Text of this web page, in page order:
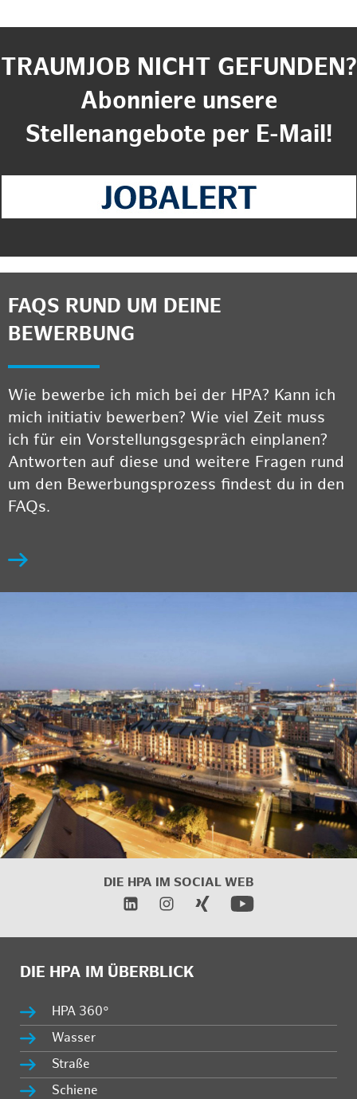
TRAUMJOB NICHT GEFUNDEN?
Abonniere unsere
Stellenangebote per E-Mail!
FAQS RUND UM DEINE
BEWERBUNG
Wie bewerbe ich mich bei der HPA? Kann ich
mich initiativ bewerben? Wie viel Zeit muss
ich für ein Vorstellungsgespräch einplanen?
Antworten auf diese und weitere Fragen rund
um den Bewerbungsprozess findest du in den
FAQs.
DIE HPA IM SOCIAL WEB
DIE HPA IM ÜBERBLICK
HPA 360°
Wasser
Straße
Schiene